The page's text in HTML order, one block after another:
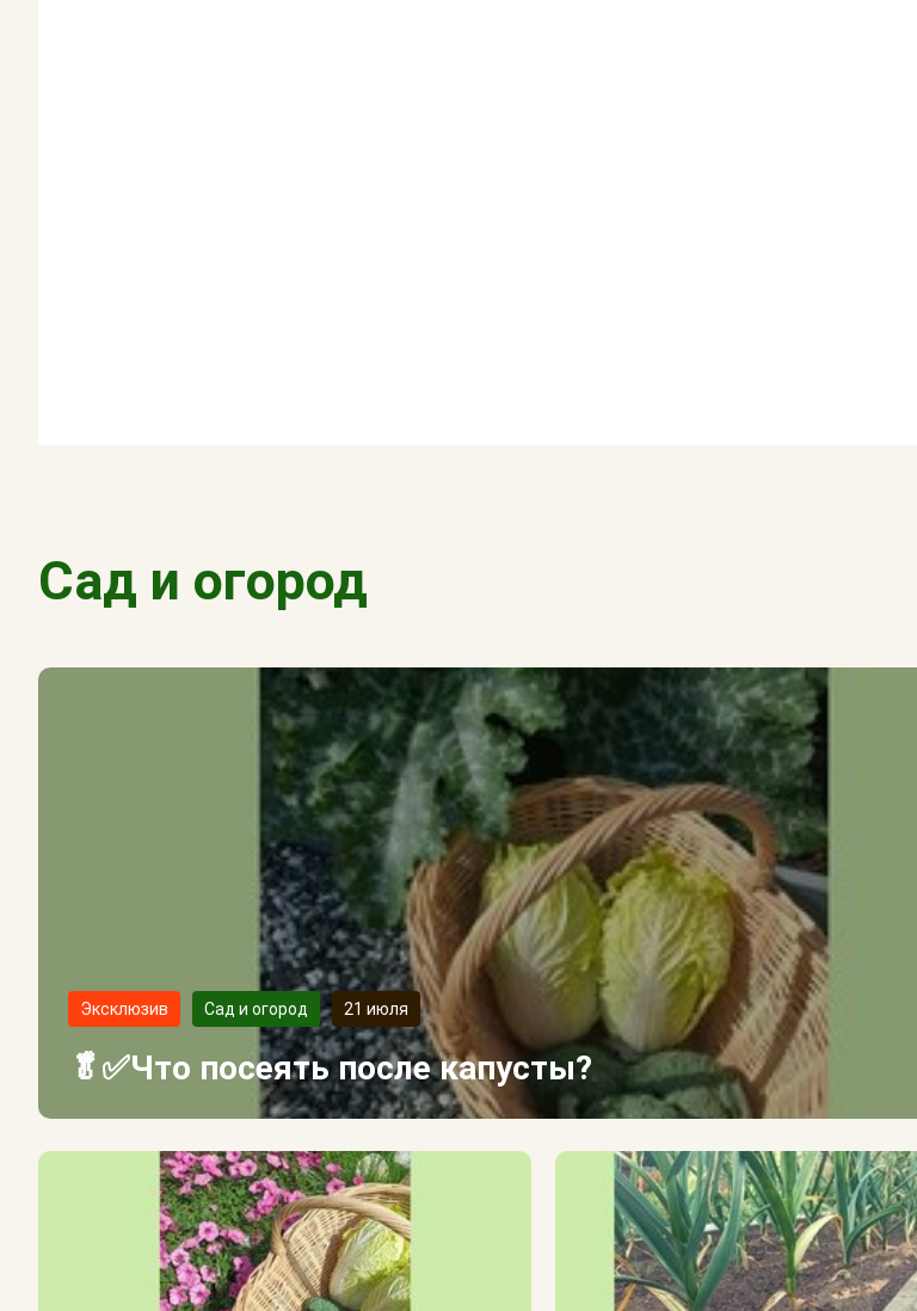
Сад и огород
Эксклюзив Сад и огород 21 июля
🥬✅Что посеять после капусты?